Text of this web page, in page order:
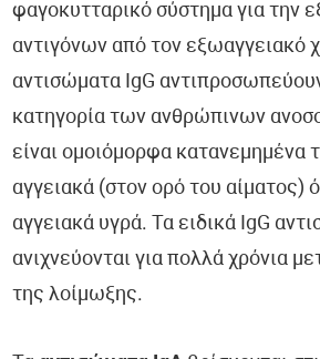
φαγοκυτταρικό σύστημα για την
αντιγόνων από τον εξωαγγειακό
αντισώματα IgG
κατηγορία των ανθρώπινων
είναι ομοιόμορφα κατανεμημένα
αγγειακά (στον ορό του αίματος)
αγγειακά υγρά. Τα ειδικά IgG
ανιχνεύονται για πολλά χρόνια
της λοίμωξης.